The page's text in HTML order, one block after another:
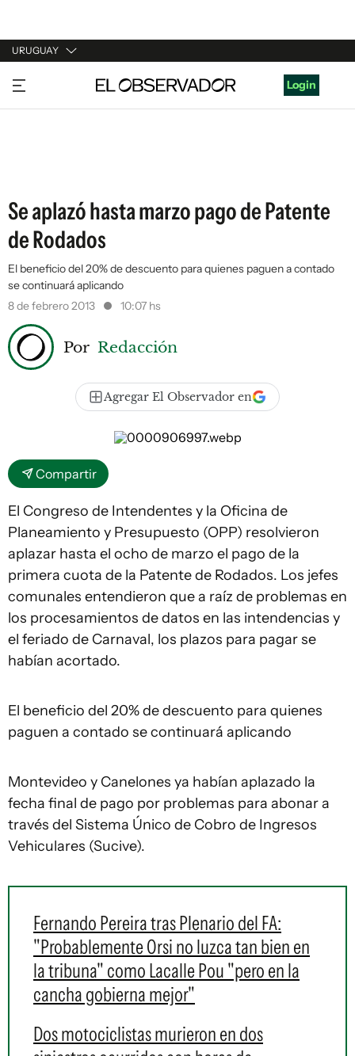
URUGUAY
URUGUAY
ARGENTINA
Login
Se aplazó hasta marzo pago de Patente
de Rodados
El beneficio del 20% de descuento para quienes paguen a contado
se continuará aplicando
8 de febrero 2013
10:07 hs
Por Redacción
Agregar El Observador en
Compartir
El Congreso de Intendentes y la Oficina de
Planeamiento y Presupuesto (OPP) resolvieron
aplazar hasta el ocho de marzo el pago de la
primera cuota de la Patente de Rodados. Los jefes
comunales entendieron que a raíz de problemas en
los procesamientos de datos en las intendencias y
el feriado de Carnaval, los plazos para pagar se
habían acortado.
El beneficio del 20% de descuento para quienes
paguen a contado se continuará aplicando
Montevideo y Canelones ya habían aplazado la
fecha final de pago por problemas para abonar a
través del Sistema Único de Cobro de Ingresos
Vehiculares (Sucive).
Fernando Pereira tras Plenario del FA:
"Probablemente Orsi no luzca tan bien en
la tribuna" como Lacalle Pou "pero en la
cancha gobierna mejor"
Dos motociclistas murieron en dos